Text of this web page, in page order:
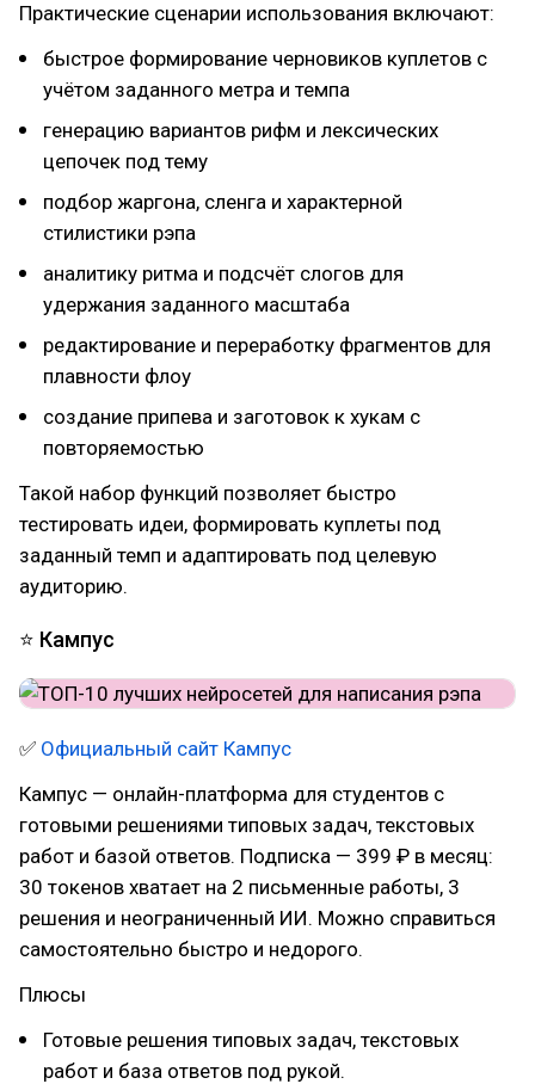
Практические сценарии использования включают:
быстрое формирование черновиков куплетов с
учётом заданного метра и темпа
генерацию вариантов рифм и лексических
цепочек под тему
подбор жаргона, сленга и характерной
стилистики рэпа
аналитику ритма и подсчёт слогов для
удержания заданного масштаба
редактирование и переработку фрагментов для
плавности флоу
создание припева и заготовок к хукам с
повторяемостью
Такой набор функций позволяет быстро
тестировать идеи, формировать куплеты под
заданный темп и адаптировать под целевую
аудиторию.
⭐ Кампус
✅ Официальный сайт Кампус
Кампус — онлайн-платформа для студентов с
готовыми решениями типовых задач, текстовых
работ и базой ответов. Подписка — 399 ₽ в месяц:
30 токенов хватает на 2 письменные работы, 3
решения и неограниченный ИИ. Можно справиться
самостоятельно быстро и недорого.
Плюсы
Готовые решения типовых задач, текстовых
работ и база ответов под рукой.